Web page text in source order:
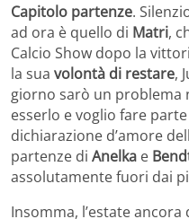
Capitolo partenze.
ad ora è quello di Matri,
Calcio Show dopo la
la sua volontà di restare,
giorno sarò un problema
esserlo e voglio fare
dichiarazione d’amore
partenze di Anelka e
assolutamente fuori dai
Insomma, l’estate ancora